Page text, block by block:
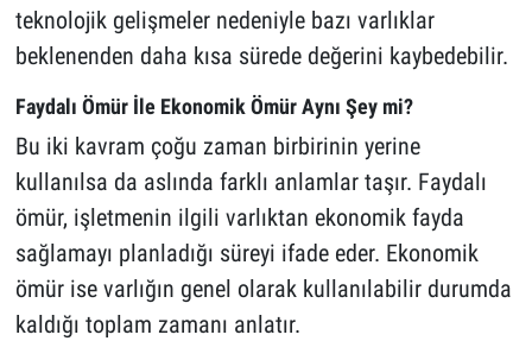
teknolojik gelişmeler nedeniyle bazı varlıklar
beklenenden daha kısa sürede değerini kaybedebilir.
Faydalı Ömür İle Ekonomik Ömür Aynı Şey mi?
Bu iki kavram çoğu zaman birbirinin yerine
kullanılsa da aslında farklı anlamlar taşır. Faydalı
ömür, işletmenin ilgili varlıktan ekonomik fayda
sağlamayı planladığı süreyi ifade eder. Ekonomik
ömür ise varlığın genel olarak kullanılabilir durumda
kaldığı toplam zamanı anlatır.